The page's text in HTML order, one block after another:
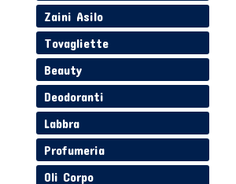
Zaini Asilo
Tovagliette
Beauty
Deodoranti
Labbra
Profumeria
Oli Corpo